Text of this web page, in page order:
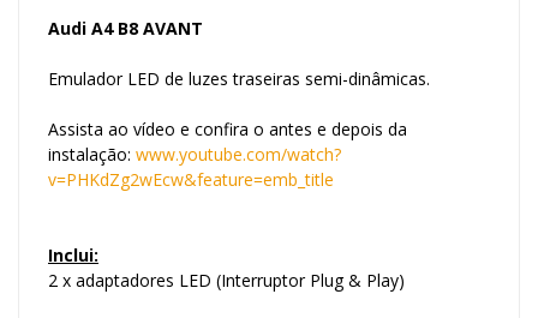
Audi A4 B8 AVANT
Emulador LED de luzes traseiras semi-dinâmicas.
Assista ao vídeo e confira o antes e depois da
instalação: www.youtube.com/watch?
v=PHKdZg2wEcw&feature=emb_title
Inclui:
2 x adaptadores LED (Interruptor Plug & Play)